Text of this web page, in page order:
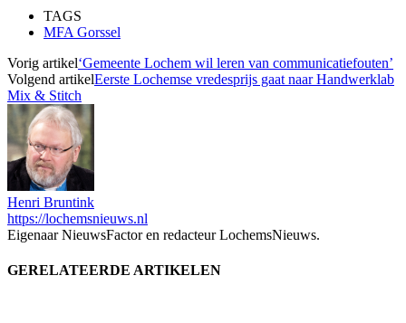
TAGS
MFA Gorssel
Vorig artikel‘Gemeente Lochem wil leren van communicatiefouten’
Volgend artikelEerste Lochemse vredesprijs gaat naar Handwerklab
Mix & Stitch
Henri Bruntink
https://lochemsnieuws.nl
Eigenaar NieuwsFactor en redacteur LochemsNieuws.
GERELATEERDE ARTIKELEN